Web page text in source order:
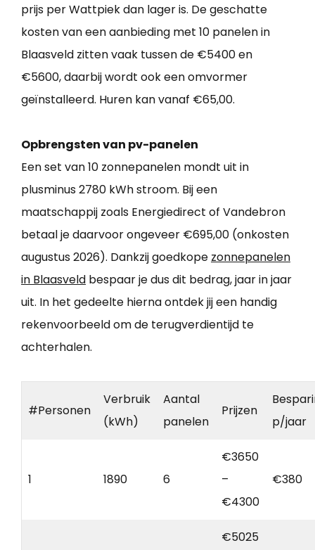
prijs per Wattpiek dan lager is. De geschatte
kosten van een aanbieding met 10 panelen in
Blaasveld zitten vaak tussen de €5400 en
€5600, daarbij wordt ook een omvormer
geïnstalleerd. Huren kan vanaf €65,00.
Opbrengsten van pv-panelen
Een set van 10 zonnepanelen mondt uit in
plusminus 2780 kWh stroom. Bij een
maatschappij zoals Energiedirect of Vandebron
betaal je daarvoor ongeveer €695,00 (onkosten
augustus 2026). Dankzij goedkope zonnepanelen
in Blaasveld bespaar je dus dit bedrag, jaar in jaar
uit. In het gedeelte hierna ontdek jij een handig
rekenvoorbeeld om de terugverdientijd te
achterhalen.
#Personen
Verbruik
(kWh)
Aantal
panelen
Prijzen
p/jaar
1 1890 6
€3650
–
€4300
€380
€5025